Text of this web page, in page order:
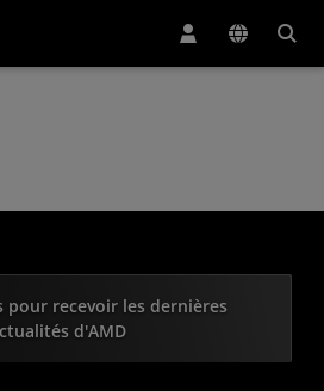
pour recevoir les dernières
d'AMD